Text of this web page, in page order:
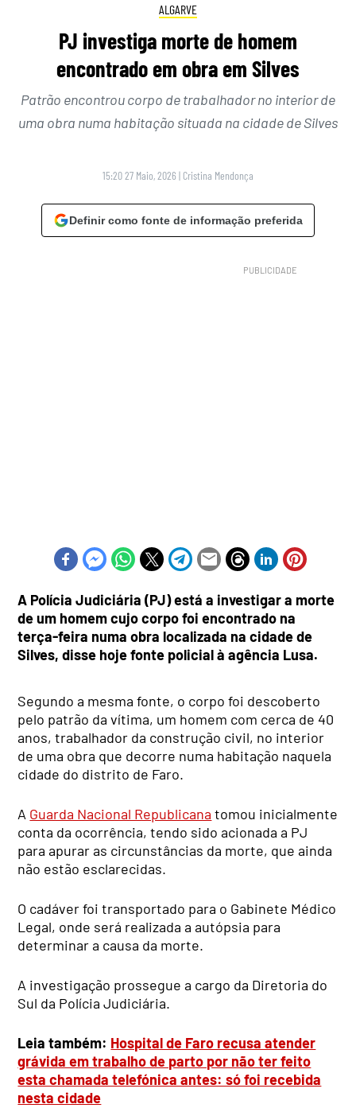
ALGARVE
PJ investiga morte de homem
encontrado em obra em Silves
Patrão encontrou corpo de trabalhador no interior de
uma obra numa habitação situada na cidade de Silves
15:20 27 Maio, 2026 | Cristina Mendonça
Definir como fonte de informação preferida
A Polícia Judiciária (PJ) está a investigar a morte
de um homem cujo corpo foi encontrado na
terça-feira numa obra localizada na cidade de
Silves, disse hoje fonte policial à agência Lusa.
Segundo a mesma fonte, o corpo foi descoberto
pelo patrão da vítima, um homem com cerca de 40
anos, trabalhador da construção civil, no interior
de uma obra que decorre numa habitação naquela
cidade do distrito de Faro.
A Guarda Nacional Republicana tomou inicialmente
conta da ocorrência, tendo sido acionada a PJ
para apurar as circunstâncias da morte, que ainda
não estão esclarecidas.
O cadáver foi transportado para o Gabinete Médico
Legal, onde será realizada a autópsia para
determinar a causa da morte.
A investigação prossegue a cargo da Diretoria do
Sul da Polícia Judiciária.
Leia também: Hospital de Faro recusa atender
grávida em trabalho de parto por não ter feito
esta chamada telefónica antes: só foi recebida
nesta cidade